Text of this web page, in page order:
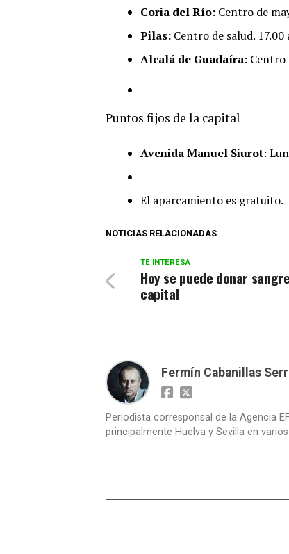
Coria del Río: Centro de
Pilas: Centro de salud. 17.00
Alcalá de Guadaíra: Centro
Puntos fijos de la capital
Avenida Manuel Siurot:
El aparcamiento es gratuito.
NOTICIAS RELACIONADAS
TE INTERESA
Hoy se puede donar
capital
Fermín Cabanillas
Periodista corresponsal de la Agencia
principalmente Huelva y Sevilla en